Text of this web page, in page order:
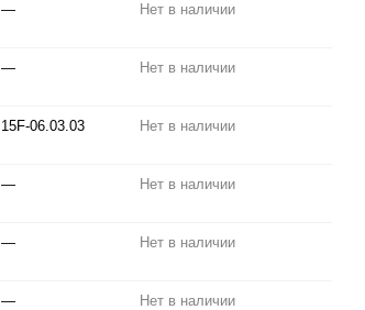
— Нет в наличии
— Нет в наличии
15F-06.03.03 Нет в наличии
— Нет в наличии
— Нет в наличии
— Нет в наличии